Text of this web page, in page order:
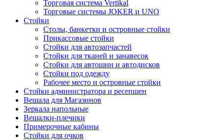
Торговая система Vertikal
Торговые системы JOKER и UNO
Стойки
Столы, банкетки и островные стойки
Прикассовые стойки
Стойки для автозапчастей
Стойки для тканей и занавесок
Стойки для автошин и автодисков
Стойки под одежду
Рабочее место и островные стойки
Стойки администратора и ресепшен
Вешала для Магазинов
Зеркала напольные
Вешалки-плечики
Примерочные кабины
Стойки для очков